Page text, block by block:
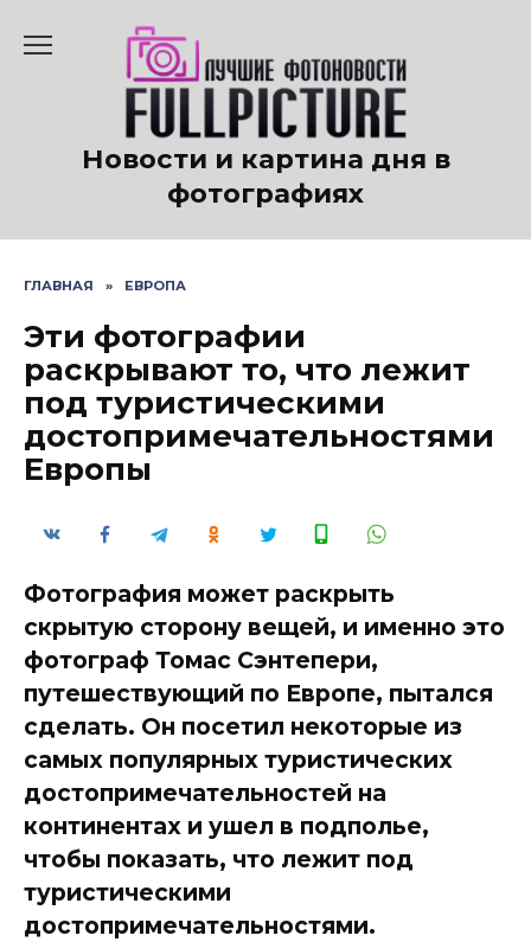
содержанию
Новости и картина дня в
фотографиях
ГЛАВНАЯ » ЕВРОПА
Эти фотографии
раскрывают то, что лежит
под туристическими
достопримечательностями
Европы
Фотография может раскрыть
скрытую сторону вещей, и именно это
фотограф Томас Сэнтепери,
путешествующий по Европе, пытался
сделать. Он посетил некоторые из
самых популярных туристических
достопримечательностей на
континентах и ​​ушел в подполье,
чтобы показать, что лежит под
туристическими
достопримечательностями.